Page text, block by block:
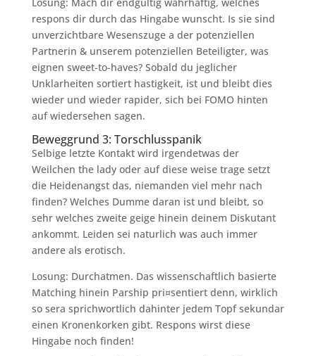
respons dir durch das Hingabe wunscht. Is sie sind
unverzichtbare Wesenszuge a der potenziellen
Partnerin & unserem potenziellen Beteiligter, was
eignen sweet-to-haves? Sobald du jeglicher
Unklarheiten sortiert hastigkeit, ist und bleibt dies
wieder und wieder rapider, sich bei FOMO hinten
auf wiedersehen sagen.
Beweggrund 3: Torschlusspanik
Selbige letzte Kontakt wird irgendetwas der
Weilchen the lady oder auf diese weise trage setzt
die Heidenangst das, niemanden viel mehr nach
finden? Welches Dumme daran ist und bleibt, so
sehr welches zweite geige hinein deinem Diskutant
ankommt. Leiden sei naturlich was auch immer
andere als erotisch.
Losung: Durchatmen. Das wissenschaftlich basierte
Matching hinein Parship pri¤sentiert denn, wirklich
so sera sprichwortlich dahinter jedem Topf sekundar
einen Kronenkorken gibt. Respons wirst diese
Hingabe noch finden!